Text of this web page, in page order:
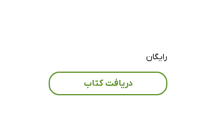
رایگان
دریافت کتاب